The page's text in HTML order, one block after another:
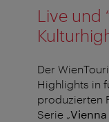
Live und
Der
Highlights in
produzierten
Serie „